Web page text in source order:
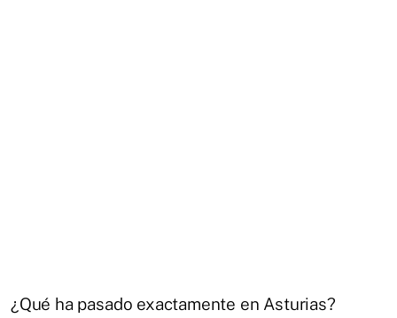
¿Qué ha pasado exactamente en Asturias?